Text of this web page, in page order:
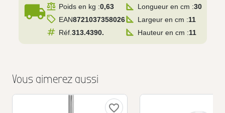
local_shipping Poids en kg :0,63
EAN8721037358026
Réf. 313.4390.
Longueur en cm :30
Largeur en cm :11
Hauteur en cm :11
Vous aimerez aussi
favorite_border